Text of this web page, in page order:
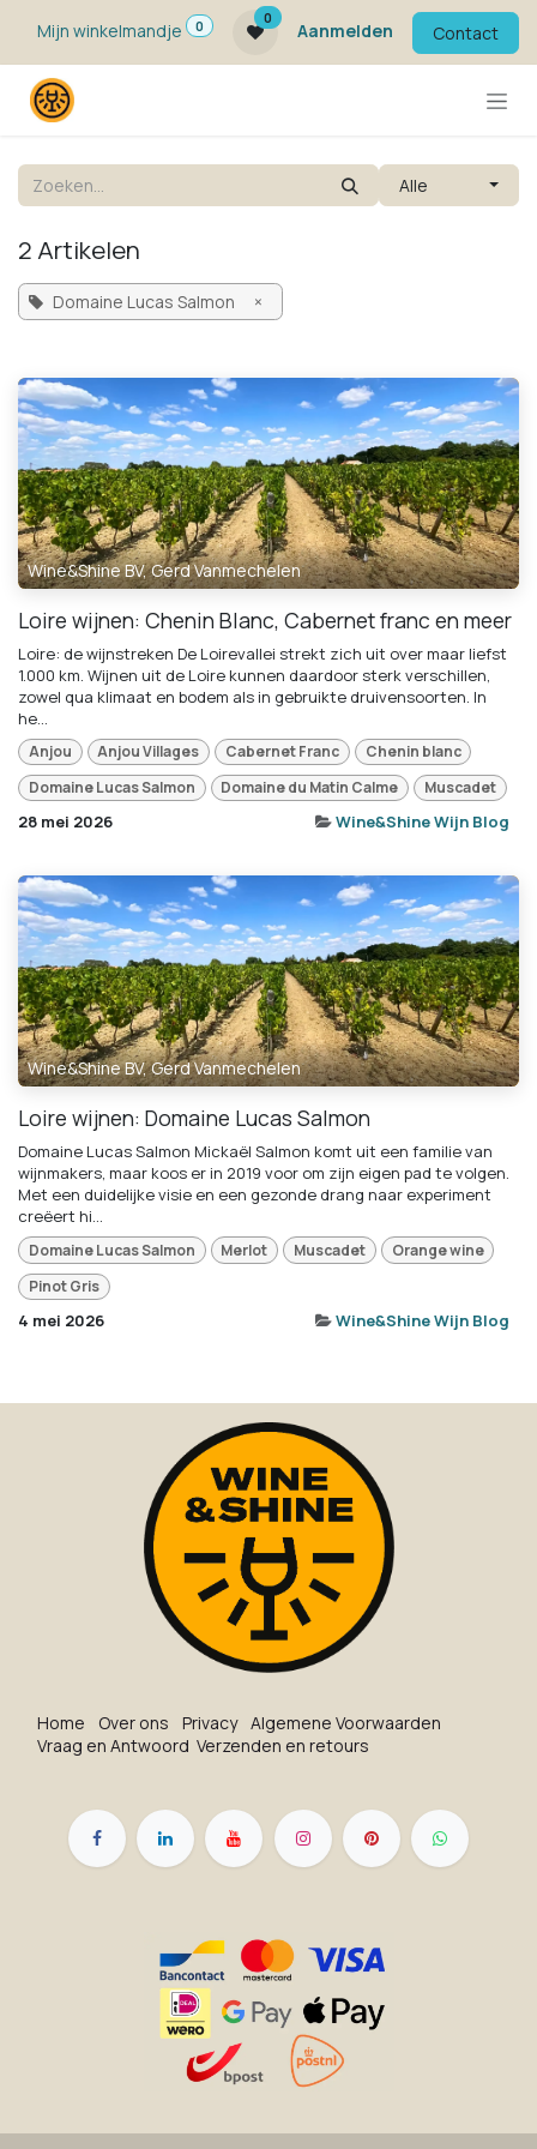
Mijn winkelmandje
0
0
Aanmelden Contact
Alle
2 Artikelen
Domaine Lucas Salmon ×
Wine&Shine BV, Gerd Vanmechelen
Loire wijnen: Chenin Blanc, Cabernet franc en meer
Loire: de wijnstreken De Loirevallei strekt zich uit over maar liefst
1.000 km. Wijnen uit de Loire kunnen daardoor sterk verschillen,
zowel qua klimaat en bodem als in gebruikte druivensoorten. In
he...
Anjou Anjou Villages Cabernet Franc
Chenin blanc
Domaine Lucas Salmon
Domaine du Matin Calme Muscadet
28 mei 2026 Wine&Shine Wijn Blog
Wine&Shine BV, Gerd Vanmechelen
Loire wijnen: Domaine Lucas Salmon
Domaine Lucas Salmon Mickaël Salmon komt uit een familie van
wijnmakers, maar koos er in 2019 voor om zijn eigen pad te volgen.
Met een duidelijke visie en een gezonde drang naar experiment
creëert hi...
Domaine Lucas Salmon Merlot Muscadet
Orange wine
Pinot Gris
4 mei 2026 Wine&Shine Wijn Blog
Ho​me O​ve​r on​s Privacy Algemene Voorwaarden
Vraag en Antwoord Verzenden en retours